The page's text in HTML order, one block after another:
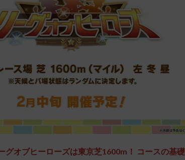
グオブヒーローズは東京芝1600m！
コースの基